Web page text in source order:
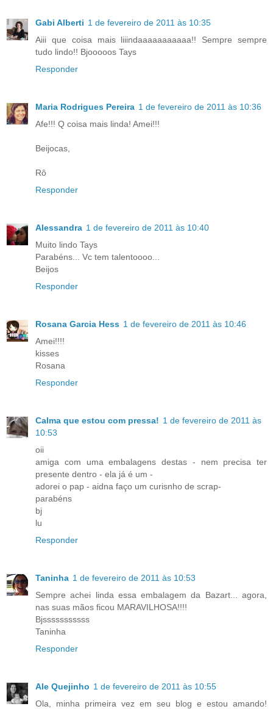
Gabi Alberti 1 de fevereiro de 2011 às 10:35
Aiii que coisa mais liiindaaaaaaaaaaa!! Sempre sempre
tudo lindo!! Bjooooos Tays
Responder
Maria Rodrigues Pereira 1 de fevereiro de 2011 às 10:36
Afe!!! Q coisa mais linda! Amei!!!
Beijocas,
Rô
Responder
Alessandra 1 de fevereiro de 2011 às 10:40
Muito lindo Tays
Parabéns... Vc tem talentoooo...
Beijos
Responder
Rosana Garcia Hess 1 de fevereiro de 2011 às 10:46
Amei!!!!
kisses
Rosana
Responder
Calma que estou com pressa! 1 de fevereiro de 2011 às
10:53
oii
amiga com uma embalagens destas - nem precisa ter
presente dentro - ela já é um -
adorei o pap - aidna faço um curisnho de scrap-
parabéns
bj
lu
Responder
Taninha 1 de fevereiro de 2011 às 10:53
Sempre achei linda essa embalagem da Bazart... agora,
nas suas mãos ficou MARAVILHOSA!!!!
Bjsssssssssss
Taninha
Responder
Ale Quejinho 1 de fevereiro de 2011 às 10:55
Ola, minha primeira vez em seu blog e estou amando!